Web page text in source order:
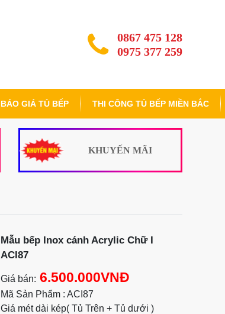
0867 475 128
0975 377 259
BÁO GIÁ TỦ BẾP THI CÔNG TỦ BẾP MIỀN BẮC
KHUYẾN MÃI
Mẫu bếp Inox cánh Acrylic Chữ I
ACI87
Giá bán: 6.500.000VNĐ
Mã Sản Phẩm : ACI87
Giá mét dài kép( Tủ Trên + Tủ dưới )